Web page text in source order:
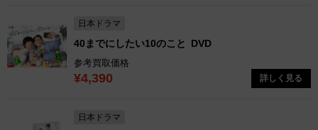
日本ドラマ
40までにしたい10のこと DVD
参考買取価格
¥4,390 詳しく見る
日本ドラマ